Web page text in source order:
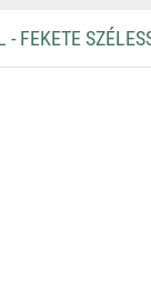
FEKETE